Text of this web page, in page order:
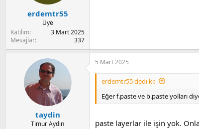
erdemtr55
Üye
Katılım
3 Mart 2025
Mesajlar
337
taydin
Timur Aydın
5 Mart 2025
erdemtr55 dedi ki:
Eğer f.paste ve b.paste yolları
paste layerlar ile işin yok.